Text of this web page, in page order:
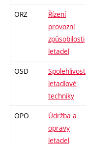
ORZ
Řízení
provozní
způsobilosti
letadel
OSD
Spolehlivost
letadlové
techniky
OPO
Údržba a
opravy
letadel